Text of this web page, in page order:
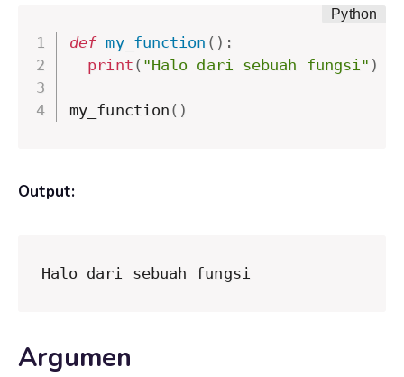
def my_function ( ) :
print ( "Halo dari sebuah fungsi" )
my_function ( )
Output:
Halo dari sebuah fungsi
Argumen